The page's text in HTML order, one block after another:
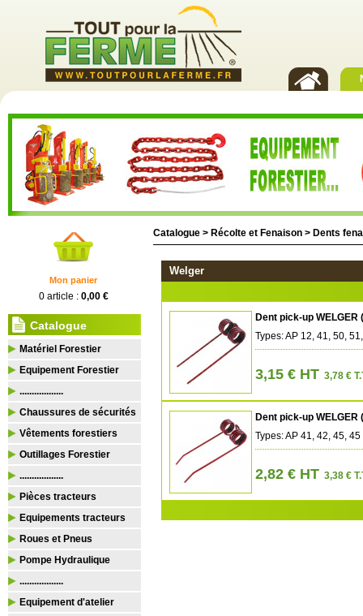
Mon panier
0 article : 0,00 €
Catalogue
Matériel Forestier
Equipement Forestier
..................
Chaussures de sécurités
Vêtements forestiers
Outillages Forestier
..................
Pièces tracteurs
Equipements tracteurs
Roues et Pneus
Pompe Hydraulique
..................
Equipement d'atelier
Catalogue > Récolte et Fenaison > Dents
Welger
Dent pick-up
Types: AP 12, 41, 50,
3,15 € HT 3,78 €
Dent pick-up
Types: AP 41, 42, 45,
2,82 € HT 3,38 €